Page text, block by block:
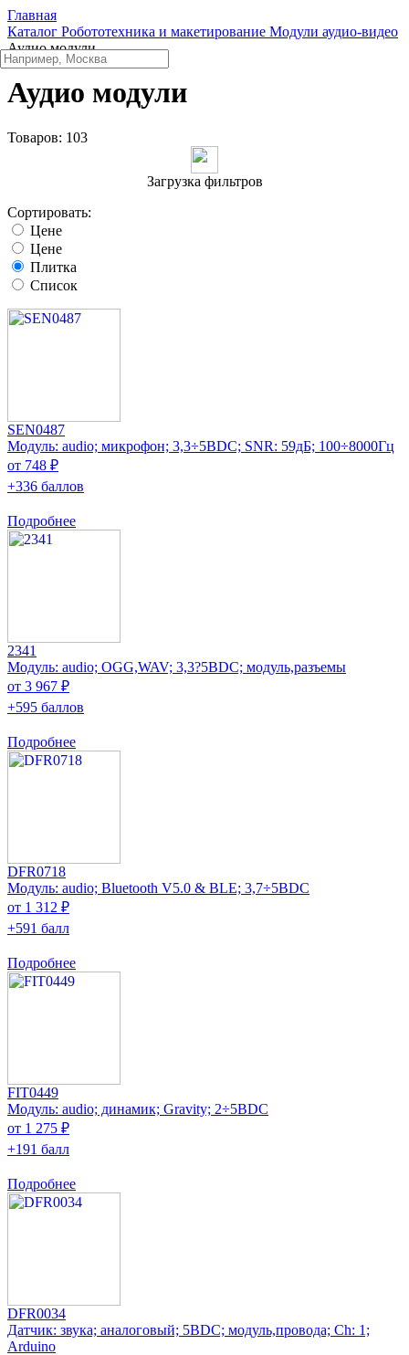
Главная
Каталог Робототехника и макетирование Модули аудио-видео
Аудио модули
Аудио модули
Товаров: 103
Загрузка фильтров
Сортировать:
Цене
Цене
Плитка
Список
SEN0487
Модуль: audio; микрофон; 3,3÷5ВDC; SNR: 59дБ; 100÷8000Гц
от 748 ₽
+336 баллов
Подробнее
2341
Модуль: audio; OGG,WAV; 3,3?5ВDC; модуль,разъемы
от 3 967 ₽
+595 баллов
Подробнее
DFR0718
Модуль: audio; Bluetooth V5.0 & BLE; 3,7÷5ВDC
от 1 312 ₽
+591 балл
Подробнее
FIT0449
Модуль: audio; динамик; Gravity; 2÷5ВDC
от 1 275 ₽
+191 балл
Подробнее
DFR0034
Датчик: звука; аналоговый; 5ВDC; модуль,провода; Ch: 1;
Arduino